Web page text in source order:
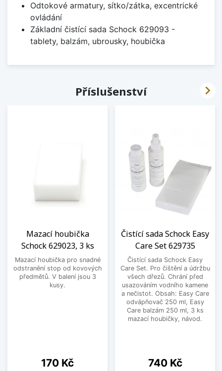
Odtokové armatury, sítko/zátka, excentrické
ovládání
Základní čistící sada Schock 629093 -
tablety, balzám, ubrousky, houbička
Příslušenství
Mazací houbička
Schock 629023, 3 ks
Mazací houbička pro snadné
odstranění stop od kovových
předmětů. V balení jsou 3
kusy.
Cena
170 Kč
Čistící sada Schock Easy
Care Set 629735
Čistící sada Schock Easy
Care Set. Pro čištění a údržbu
všech dřezů. Chrání před
usazováním vodního kamene
a nečistot. Obsah: Easy Care
odvápňovač 250 ml, Easy
Care balzám 250 ml, 3 ks
mazací houbičky, návod.
Cena
740 Kč
